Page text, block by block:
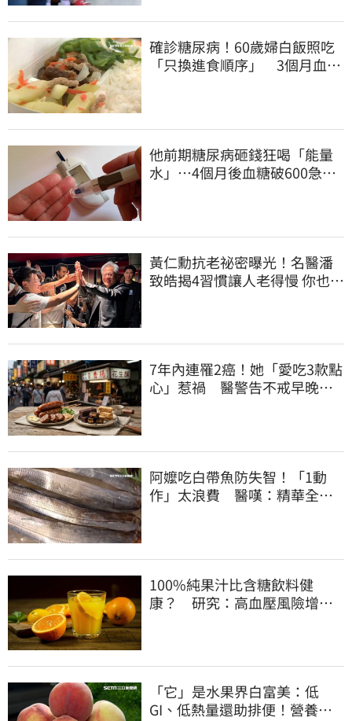
確診糖尿病！60歲婦白飯照吃
「只換進食順序」 3個月血糖
他前期糖尿病砸錢狂喝「能量
水」⋯4個月後血糖破600急
黃仁勳抗老祕密曝光！名醫潘
致皓揭4習慣讓人老得慢 你也可
7年內連罹2癌！她「愛吃3款點
心」惹禍 醫警告不戒早晚有
阿嬤吃白帶魚防失智！「1動
作」太浪費 醫嘆：精華全沒
100%純果汁比含糖飲料健
康？ 研究：高血壓風險增
「它」是水果界白富美：低
GI、低熱量還助排便！營養師